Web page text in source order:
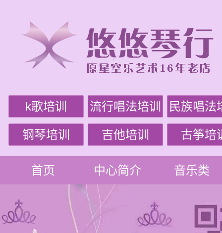
k歌培训 流行唱法培训 民族唱法
钢琴培训 吉他培训 古筝培
首页 中心简介 音乐类